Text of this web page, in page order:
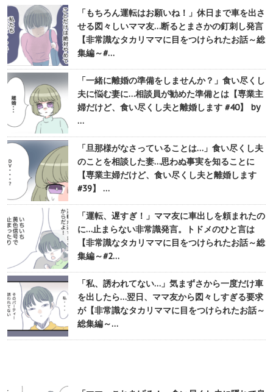
「もちろん運転はお願いね！」休日まで車を出さ
せる図々しいママ友…断るとまさかの釘刺し発言
【非常識なタカリママに目をつけられたお話～総
集編～#…
「一緒に離婚の準備をしませんか？」食い尽くし
夫に悩む妻に…相談員が勧めた準備とは【専業主
婦だけど、食い尽くし夫と離婚します #40】 by
…
「旦那様がなさっていることは…」食い尽くし夫
のことを相談した妻…思わぬ事実を知ることに
【専業主婦だけど、食い尽くし夫と離婚します
#39】 …
「運転、遅すぎ！」ママ友に車出しを頼まれたの
に…止まらない非常識発言。トドメのひと言は
【非常識なタカリママに目をつけられたお話～総
集編～#2…
「私、誘われてない…」気まずさから一度だけ車
を出したら…翌日、ママ友から図々しすぎる要求
が【非常識なタカリママに目をつけられたお話～
総集編～…